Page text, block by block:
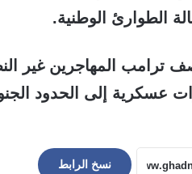
الطوارئ الوطنية.
ترامب المهاجرين غير
إلى الحدود
نسخ الرابط